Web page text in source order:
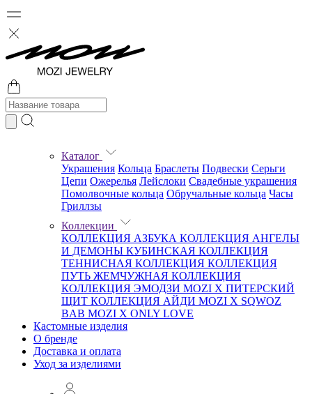
Каталог
Украшения Кольца Браслеты Подвески Серьги
Цепи Ожерелья Лейслоки Свадебные украшения
Помолвочные кольца Обручальные кольца Часы
Гриллзы
Коллекции
КОЛЛЕКЦИЯ АЗБУКА КОЛЛЕКЦИЯ АНГЕЛЫ
И ДЕМОНЫ КУБИНСКАЯ КОЛЛЕКЦИЯ
ТЕННИСНАЯ КОЛЛЕКЦИЯ КОЛЛЕКЦИЯ
ПУТЬ ЖЕМЧУЖНАЯ КОЛЛЕКЦИЯ
КОЛЛЕКЦИЯ ЭМОДЗИ MOZI X ПИТЕРСКИЙ
ЩИТ КОЛЛЕКЦИЯ АЙДИ MOZI X SQWOZ
BAB MOZI X ONLY LOVE
Кастомные изделия
О бренде
Доставка и оплата
Уход за изделиями